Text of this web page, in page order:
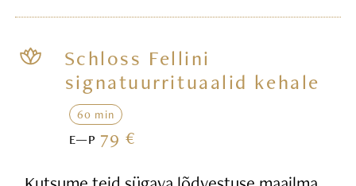
Schloss Fellini
signatuurrituaalid kehale
60 min
E—P 79 €